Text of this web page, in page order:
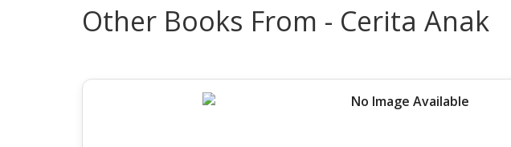
Other Books From - Cerita Anak